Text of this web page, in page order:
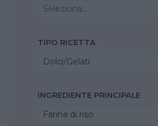
Seleziona...
TIPO RICETTA
Dolci/Gelati
INGREDIENTE PRINCIPALE
Farina di riso